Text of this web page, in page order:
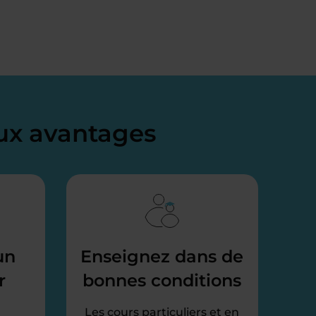
avantages
Enseignez dans de
bonnes conditions
Les cours particuliers et en